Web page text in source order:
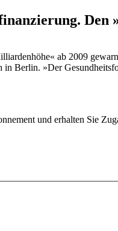
Den
ab 2009
Berlin. »Der
und erhalten Sie